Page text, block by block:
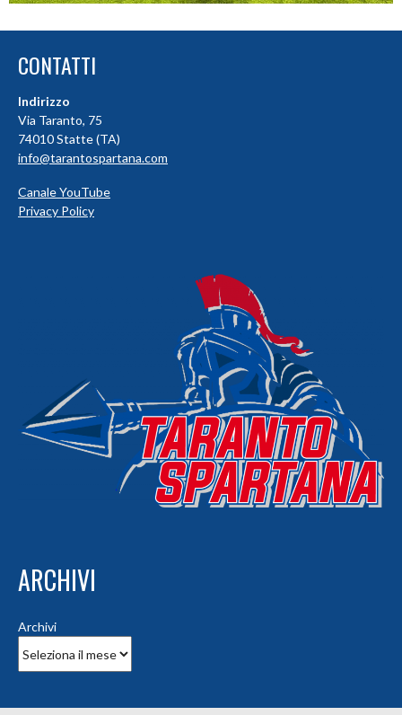
CONTATTI
Indirizzo
Via Taranto, 75
74010 Statte (TA)
info@tarantospartana.com
Canale YouTube
Privacy Policy
ARCHIVI
Archivi